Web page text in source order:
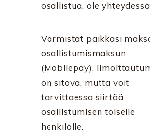
osallistua, ole
Varmistat paikkasi
osallistumismaksun
(Mobilepay).
on sitova, mutta voit
tarvittaessa siirtää
osallistumisen toiselle
henkilölle.